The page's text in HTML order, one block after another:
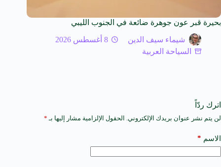
بحيرة قبر عون جوهرة ضائعة في الجنوب الليبي
شيماء سيف الدين
8 أغسطس 2026
السياحة العربية
اترك ردّاً
لن يتم نشر عنوان بريدك الإلكتروني. الحقول الإلزامية مشار إليها بـ *
الاسم *
A
t
e